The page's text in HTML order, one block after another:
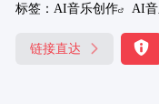
标签： AI音乐创作 AI
链接直达